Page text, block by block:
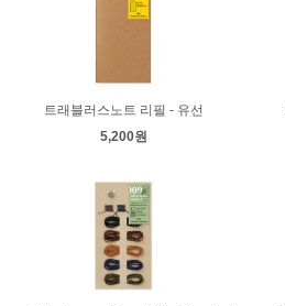
트래블러스노트 리필 - 유선
5,200원